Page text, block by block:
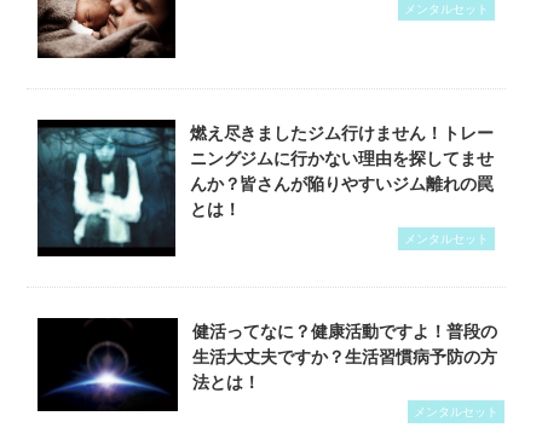
メンタルセット
燃え尽きましたジム行けません！トレー
ニングジムに行かない理由を探してませ
んか？皆さんが陥りやすいジム離れの罠
とは！
メンタルセット
健活ってなに？健康活動ですよ！普段の
生活大丈夫ですか？生活習慣病予防の方
法とは！
メンタルセット